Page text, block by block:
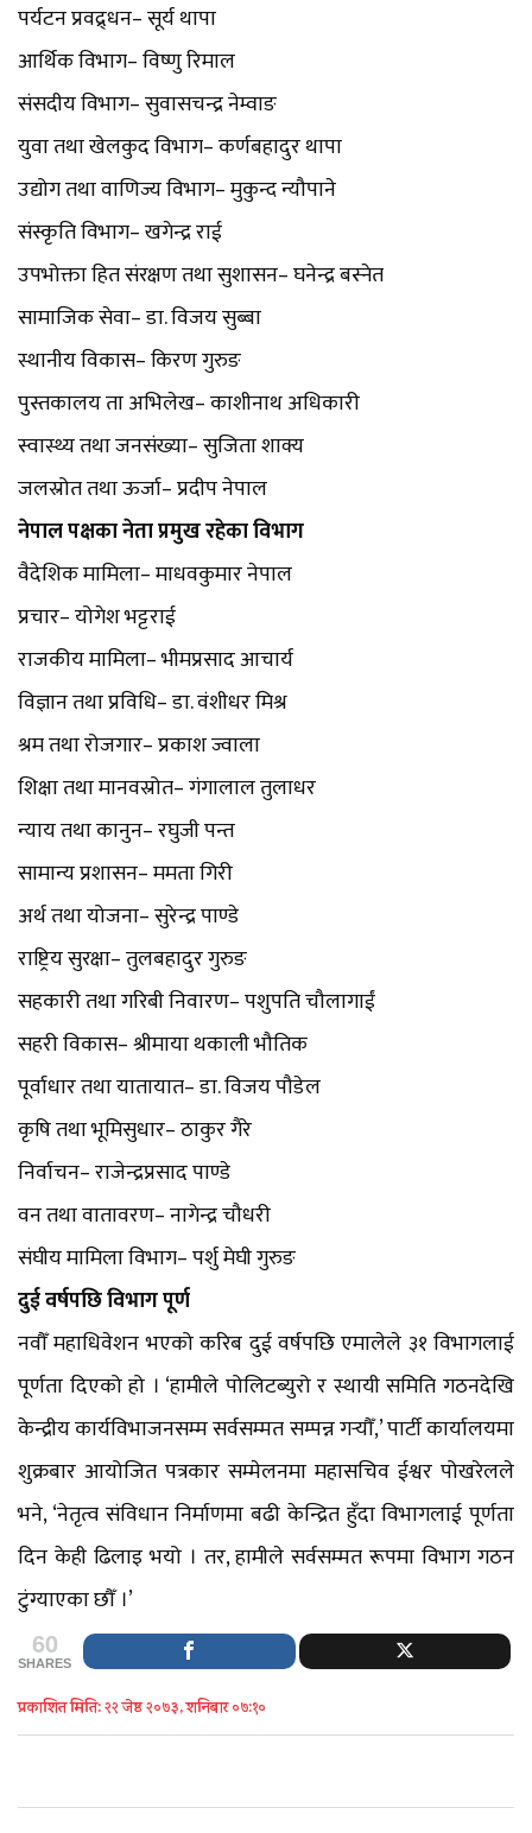
पर्यटन प्रवद्र्धन– सूर्य थापा
आर्थिक विभाग– विष्णु रिमाल
संसदीय विभाग– सुवासचन्द्र नेम्वाङ
युवा तथा खेलकुद विभाग– कर्णबहादुर थापा
उद्योग तथा वाणिज्य विभाग– मुकुन्द न्यौपाने
संस्कृति विभाग– खगेन्द्र राई
उपभोक्ता हित संरक्षण तथा सुशासन– घनेन्द्र बस्नेत
सामाजिक सेवा– डा. विजय सुब्बा
स्थानीय विकास– किरण गुरुङ
पुस्तकालय ता अभिलेख– काशीनाथ अधिकारी
स्वास्थ्य तथा जनसंख्या– सुजिता शाक्य
जलस्रोत तथा ऊर्जा– प्रदीप नेपाल
नेपाल पक्षका नेता प्रमुख रहेका विभाग
वैदेशिक मामिला– माधवकुमार नेपाल
प्रचार– योगेश भट्टराई
राजकीय मामिला– भीमप्रसाद आचार्य
विज्ञान तथा प्रविधि– डा. वंशीधर मिश्र
श्रम तथा रोजगार– प्रकाश ज्वाला
शिक्षा तथा मानवस्रोत– गंगालाल तुलाधर
न्याय तथा कानुन– रघुजी पन्त
सामान्य प्रशासन– ममता गिरी
अर्थ तथा योजना– सुरेन्द्र पाण्डे
राष्ट्रिय सुरक्षा– तुलबहादुर गुरुङ
सहकारी तथा गरिबी निवारण– पशुपति चौलागाईं
सहरी विकास– श्रीमाया थकाली भौतिक
पूर्वाधार तथा यातायात– डा. विजय पौडेल
कृषि तथा भूमिसुधार– ठाकुर गैरे
निर्वाचन– राजेन्द्रप्रसाद पाण्डे
वन तथा वातावरण– नागेन्द्र चौधरी
संघीय मामिला विभाग– पर्शु मेघी गुरुङ
दुई वर्षपछि विभाग पूर्ण
नवौँ महाधिवेशन भएको करिब दुई वर्षपछि एमालेले ३१ विभागलाई
पूर्णता दिएको हो । ‘हामीले पोलिटब्युरो र स्थायी समिति गठनदेखि
केन्द्रीय कार्यविभाजनसम्म सर्वसम्मत सम्पन्न गर्‍यौँ,’ पार्टी कार्यालयमा
शुक्रबार आयोजित पत्रकार सम्मेलनमा महासचिव ईश्वर पोखरेलले
भने, ‘नेतृत्व संविधान निर्माणमा बढी केन्द्रित हुँदा विभागलाई पूर्णता
दिन केही ढिलाइ भयो । तर, हामीले सर्वसम्मत रूपमा विभाग गठन
टुंग्याएका छौँ ।’
60
SHARES
प्रकाशित मिति: २२ जेष्ठ २०७३, शनिबार ०७:१०